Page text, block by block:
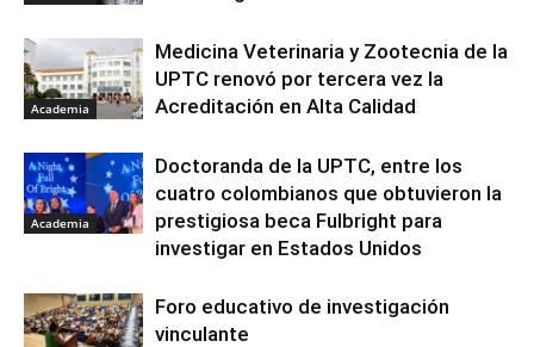
Academia
Medicina Veterinaria y Zootecnia de la
UPTC renovó por tercera vez la
Acreditación en Alta Calidad
Academia
Doctoranda de la UPTC, entre los
cuatro colombianos que obtuvieron la
prestigiosa beca Fulbright para
investigar en Estados Unidos
Foro educativo de investigación
vinculante